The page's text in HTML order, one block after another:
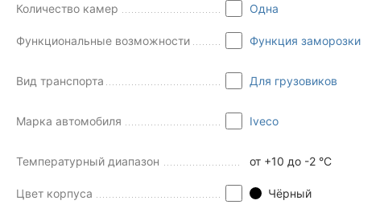
Количество камер Одна
Функциональные возможности Функция заморозки
Вид транспорта Для грузовиков
Марка автомобиля Iveco
Температурный диапазон от +10 до -2 °C
Цвет корпуса Чёрный